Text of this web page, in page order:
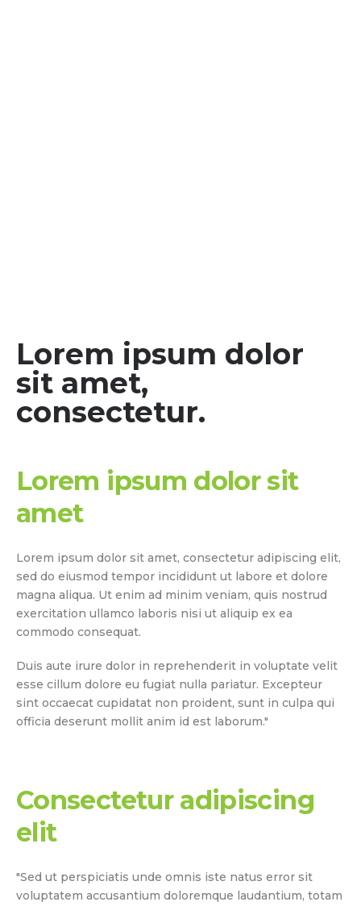
Lorem ipsum dolor
sit amet,
consectetur.
Lorem ipsum dolor sit
amet
Lorem ipsum dolor sit amet, consectetur adipiscing elit,
sed do eiusmod tempor incididunt ut labore et dolore
magna aliqua. Ut enim ad minim veniam, quis nostrud
exercitation ullamco laboris nisi ut aliquip ex ea
commodo consequat.
Duis aute irure dolor in reprehenderit in voluptate velit
esse cillum dolore eu fugiat nulla pariatur. Excepteur
sint occaecat cupidatat non proident, sunt in culpa qui
officia deserunt mollit anim id est laborum."
Consectetur adipiscing
elit
"Sed ut perspiciatis unde omnis iste natus error sit
voluptatem accusantium doloremque laudantium, totam